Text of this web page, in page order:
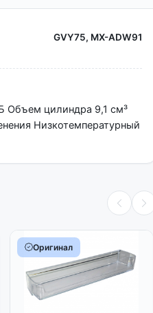
GVY75, MX-ADW91
Объем цилиндра 9,1 см³
Низкотемпературный
Оригинал